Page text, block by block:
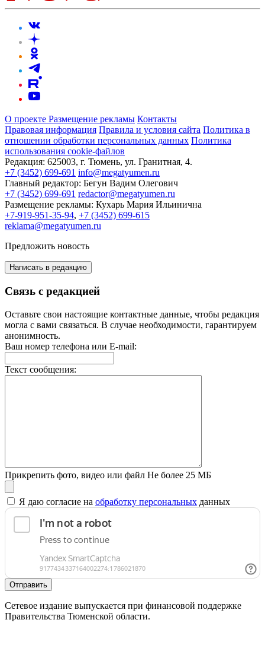
О проекте Размещение рекламы Контакты
Правовая информация Правила и условия сайта Политика в
отношении обработки персональных данных Политика
использования cookie-файлов
Редакция: 625003, г. Тюмень, ул. Гранитная, 4.
+7 (3452) 699-691 info@megatyumen.ru
Главный редактор: Бегун Вадим Олегович
+7 (3452) 699-691 redactor@megatyumen.ru
Размещение рекламы: Кухарь Мария Ильинична
+7-919-951-35-94, +7 (3452) 699-615
reklama@megatyumen.ru
Предложить новость
Написать в редакцию
Связь с редакцией
Оставьте свои настоящие контактные данные, чтобы редакция
могла с вами связаться. В случае необходимости, гарантируем
анонимность.
Ваш номер телефона или E-mail:
Текст сообщения:
Прикрепить фото, видео или файл Не более 25 МБ
Я даю согласие на обработку персональных данных
Отправить
Сетевое издание выпускается при финансовой поддержке
Правительства Тюменской области.